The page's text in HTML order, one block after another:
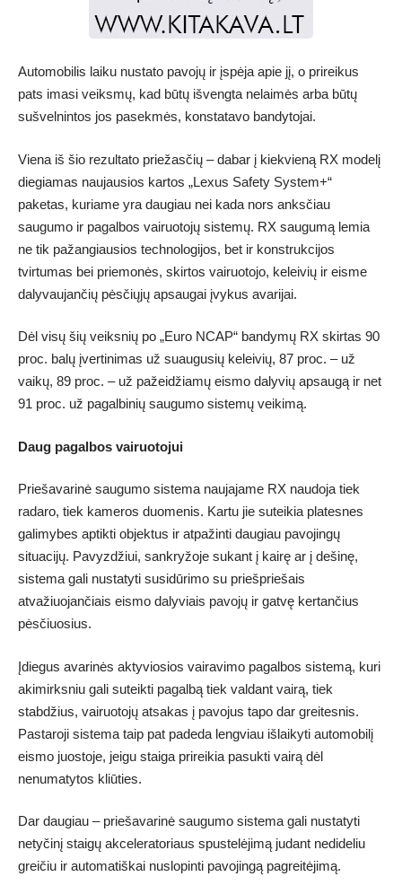
Automobilis laiku nustato pavojų ir įspėja apie jį, o prireikus
pats imasi veiksmų, kad būtų išvengta nelaimės arba būtų
sušvelnintos jos pasekmės, konstatavo bandytojai.
Viena iš šio rezultato priežasčių – dabar į kiekvieną RX modelį
diegiamas naujausios kartos „Lexus Safety System+“
paketas, kuriame yra daugiau nei kada nors anksčiau
saugumo ir pagalbos vairuotojų sistemų. RX saugumą lemia
ne tik pažangiausios technologijos, bet ir konstrukcijos
tvirtumas bei priemonės, skirtos vairuotojo, keleivių ir eisme
dalyvaujančių pėsčiųjų apsaugai įvykus avarijai.
Dėl visų šių veiksnių po „Euro NCAP“ bandymų RX skirtas 90
proc. balų įvertinimas už suaugusių keleivių, 87 proc. – už
vaikų, 89 proc. – už pažeidžiamų eismo dalyvių apsaugą ir net
91 proc. už pagalbinių saugumo sistemų veikimą.
Daug pagalbos vairuotojui
Priešavarinė saugumo sistema naujajame RX naudoja tiek
radaro, tiek kameros duomenis. Kartu jie suteikia platesnes
galimybes aptikti objektus ir atpažinti daugiau pavojingų
situacijų. Pavyzdžiui, sankryžoje sukant į kairę ar į dešinę,
sistema gali nustatyti susidūrimo su priešpriešais
atvažiuojančiais eismo dalyviais pavojų ir gatvę kertančius
pėsčiuosius.
Įdiegus avarinės aktyviosios vairavimo pagalbos sistemą, kuri
akimirksniu gali suteikti pagalbą tiek valdant vairą, tiek
stabdžius, vairuotojų atsakas į pavojus tapo dar greitesnis.
Pastaroji sistema taip pat padeda lengviau išlaikyti automobilį
eismo juostoje, jeigu staiga prireikia pasukti vairą dėl
nenumatytos kliūties.
Dar daugiau – priešavarinė saugumo sistema gali nustatyti
netyčinį staigų akceleratoriaus spustelėjimą judant nedideliu
greičiu ir automatiškai nuslopinti pavojingą pagreitėjimą.